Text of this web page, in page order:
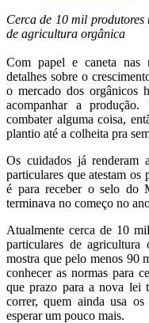
Cerca de 10 mil
de agricultura orgânica
Com papel e caneta nas
detalhes sobre o
o mercado dos orgânicos
acompanhar a
combater alguma coisa,
plantio até a colheita pra
Os cuidados já renderam
particulares que atestam os
é para receber o selo do
terminava no começo no
Atualmente cerca de 10
particulares de agricultura
mostra que pelo menos 90
conhecer as normas para
que prazo para a nova lei
correr, quem ainda usa
esperar um pouco mais.